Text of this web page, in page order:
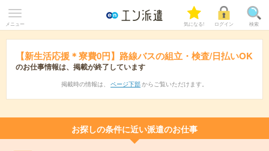
メニュー 気になる! ログイン 検索
【新生活応援＊寮費0円】路線バスの組立・検査/日払いOK
のお仕事情報は、掲載が終了しています
掲載時の情報は、 ページ下部 からご覧いただけます。
お探しの条件に近い派遣のお仕事